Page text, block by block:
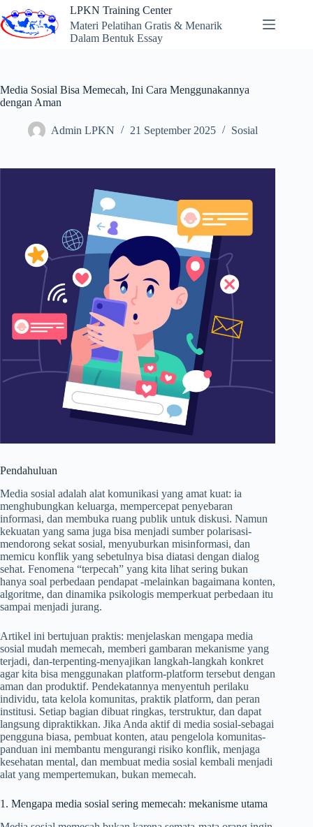
to
content
LPKN Training Center
Materi Pelatihan Gratis & Menarik
Dalam Bentuk Essay
Media Sosial Bisa Memecah, Ini Cara Menggunakannya
dengan Aman
Admin LPKN 21 September 2025 Sosial
Pendahuluan
Media sosial adalah alat komunikasi yang amat kuat: ia
menghubungkan keluarga, mempercepat penyebaran
informasi, dan membuka ruang publik untuk diskusi. Namun
kekuatan yang sama juga bisa menjadi sumber polarisasi-
mendorong sekat sosial, menyuburkan misinformasi, dan
memicu konflik yang sebetulnya bisa diatasi dengan dialog
sehat. Fenomena “terpecah” yang kita lihat sering bukan
hanya soal perbedaan pendapat -melainkan bagaimana konten,
algoritme, dan dinamika psikologis memperkuat perbedaan itu
sampai menjadi jurang.
Artikel ini bertujuan praktis: menjelaskan mengapa media
sosial mudah memecah, memberi gambaran mekanisme yang
terjadi, dan-terpenting-menyajikan langkah-langkah konkret
agar kita bisa menggunakan platform-platform tersebut dengan
aman dan produktif. Pendekatannya menyentuh perilaku
individu, tata kelola komunitas, praktik platform, dan peran
institusi. Setiap bagian dibuat ringkas, terstruktur, dan dapat
langsung dipraktikkan. Jika Anda aktif di media sosial-sebagai
pengguna biasa, pembuat konten, atau pengelola komunitas-
panduan ini membantu mengurangi risiko konflik, menjaga
kesehatan mental, dan membuat media sosial kembali menjadi
alat yang mempertemukan, bukan memecah.
1. Mengapa media sosial sering memecah: mekanisme utama